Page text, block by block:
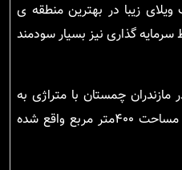
زیبا در بهترین منطقه ی
گذاری نیز بسیار سودمند
چمستان با متراژی به
اندازه ۲۰۰متر مربع در زمینی به مساحت ۴۰۰متر مربع واقع شده